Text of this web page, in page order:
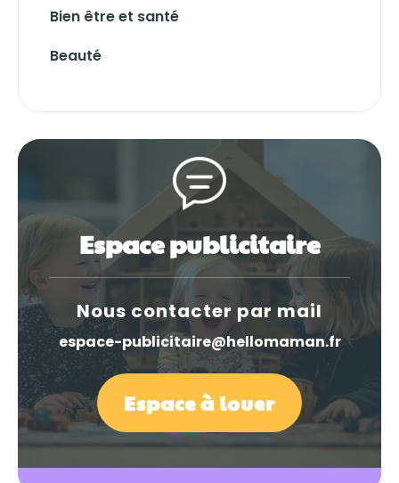
Bien être et santé
Beauté
Espace publicitaire
Nous contacter par mail
espace-publicitaire@hellomaman.fr
Espace à louer